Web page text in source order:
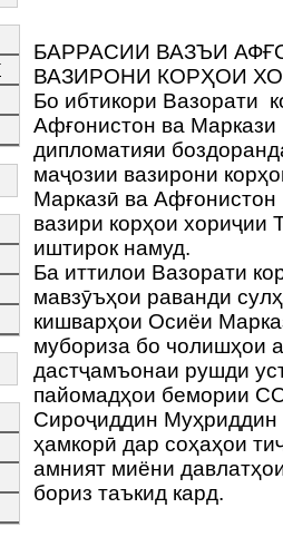
БАРРАСИИ ВАЗЪИ
ВАЗИРОНИ КОРҲОИ
Бо ибтикори Вазорати
Афғонистон ва
дипломатияи
маҷозии вазирони
Марказӣ ва Афғонистон
вазири корҳои хориҷии
иштирок намуд.
Ба иттилои Вазорати
мавзӯъҳои раванди
кишварҳои Осиёи
мубориза бо чолишҳои
дастҷамъонаи рушди
пайомадҳои бемории
Сироҷиддин Муҳриддин
ҳамкорӣ дар соҳаҳои
амният миёни
бориз таъкид кард.